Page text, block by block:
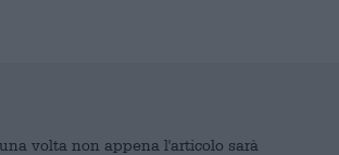
volta non appena l'articolo sarà